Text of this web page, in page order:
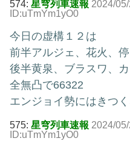
574: 星穹列車速報 2024/
ID:uTmYm1yO0
今日の虚構１２は
前半アルジェ、花火、
後半黄泉、ブラスワ、
全無凸で66322
エンジョイ勢にはきつ
575: 星穹列車速報 2024/
ID:uTmYm1yO0